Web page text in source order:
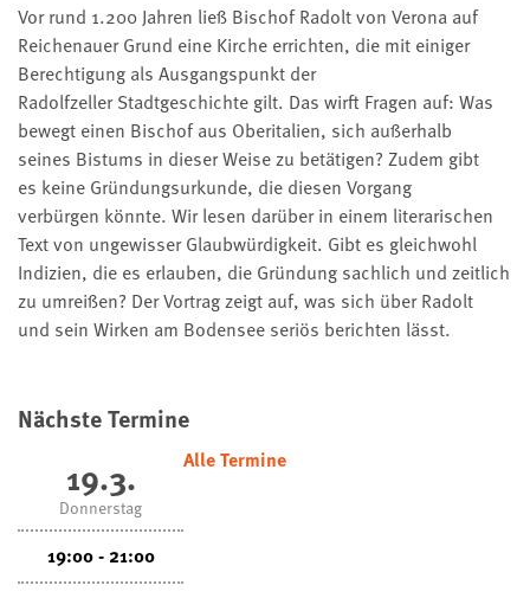
Vor rund 1.200 Jahren ließ Bischof Radolt von Verona auf
Reichenauer Grund eine Kirche errichten, die mit einiger
Berechtigung als Ausgangspunkt der
Radolfzeller Stadtgeschichte gilt. Das wirft Fragen auf: Was
bewegt einen Bischof aus Oberitalien, sich außerhalb
seines Bistums in dieser Weise zu betätigen? Zudem gibt
es keine Gründungsurkunde, die diesen Vorgang
verbürgen könnte. Wir lesen darüber in einem literarischen
Text von ungewisser Glaubwürdigkeit. Gibt es gleichwohl
Indizien, die es erlauben, die Gründung sachlich und zeitlich
zu umreißen? Der Vortrag zeigt auf, was sich über Radolt
und sein Wirken am Bodensee seriös berichten lässt.
Nächste Termine
19.3.
Donnerstag
19:00 - 21:00
Alle Termine